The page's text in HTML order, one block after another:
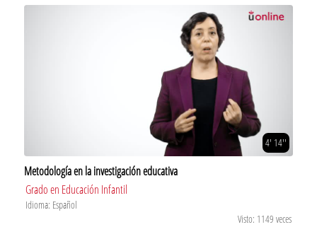
4' 14''
Metodología en la investigación educativa
Grado en Educación Infantil
Idioma: Español
Visto: 1149 veces